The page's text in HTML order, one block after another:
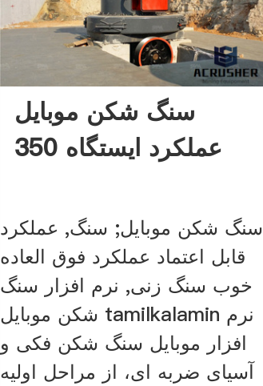
سنگ شکن موبایل
عملکرد ایستگاه 350
سنگ شکن موبایل; سنگ, عملکرد
قابل اعتماد عملکرد فوق العاده
خوب سنگ زنی, نرم افزار سنگ
شکن موبایل tamilkalamin نرم
افزار موبایل سنگ شکن فکی و
آسیای ضربه ای، از مراحل اولیه